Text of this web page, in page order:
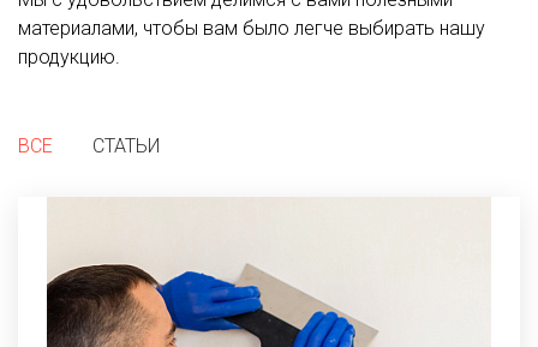
материалами, чтобы вам было легче выбирать нашу
продукцию.
ВСЕ СТАТЬИ